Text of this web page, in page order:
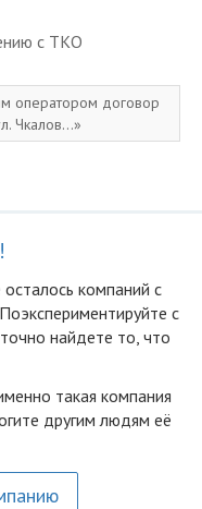
с ТКО
оператором договор
Чкалов...
компаний с
с
найдете то, что
такая компания
другим людям её